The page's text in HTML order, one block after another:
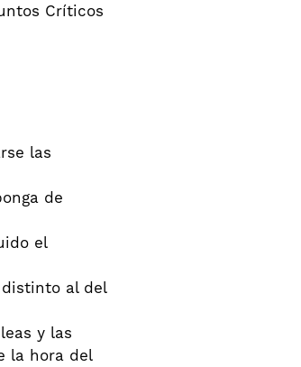
Críticos
las
de
el
al del
y las
la hora del